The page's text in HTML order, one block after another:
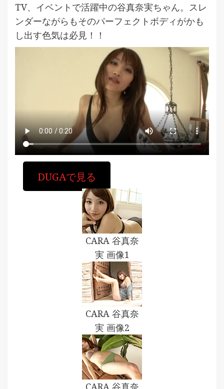
TV、イベントで活躍中の谷真奈実ちゃん。スレ
ンダーながらもそのパーフェクトボディがかも
し出す色気は必見！！
DUGAで見る
CARA 谷真奈
実 画像1
CARA 谷真奈
実 画像2
CARA 谷真奈